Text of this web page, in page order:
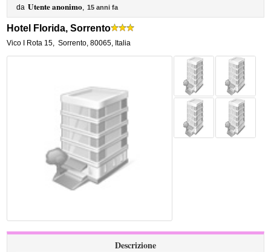
da Utente anonimo, 15 anni fa
Hotel Florida, Sorrento
Vico I Rota 15, Sorrento,80065, Italia
Descrizione